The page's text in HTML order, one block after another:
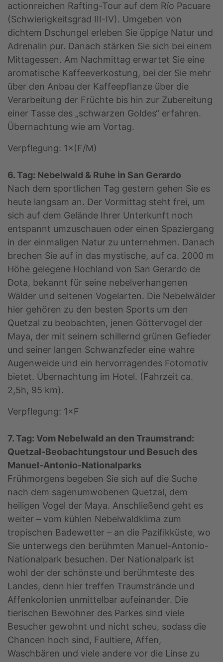
actionreichen Rafting-Tour auf dem Río Pacuare
(Schwierigkeitsgrad III-IV). Umgeben von
dichtem Dschungel erleben Sie üppige Natur und
Adrenalin pur. Danach stärken Sie sich bei einem
Mittagessen. Am Nachmittag erwartet Sie eine
aromatische Kaffeeverkostung, bei der Sie mehr
über den Anbau der Kaffeepflanze über die
Verarbeitung der Früchte bis hin zur Zubereitung
einer Tasse des „schwarzen Goldes“ erfahren.
Übernachtung wie am Vortag.
Verpflegung: 1×(F/M)
6. Tag: Nebelwald & Ruhe in San Gerardo
Nach dem sportlichen Tag gestern gehen Sie es
heute langsam an. Der Vormittag steht frei, um
sich auf dem Gelände Ihrer Unterkunft noch
entspannt umzuschauen oder einen Spaziergang
in der einmaligen Natur zu unternehmen. Danach
brechen Sie auf in das mystische, auf ca. 2000 m
Höhe gelegene Hochland von San Gerardo de
Dota, bekannt für seine nebelverhangenen
Wälder und seltenen Vogelarten. Die Nebelwälder
hier gehören zu den besten Sports um den
Quetzal zu beobachten, jenen Göttervogel der
Maya, der mit seinem schillernd grünen Gefieder
und seiner langen Schwanzfeder eine wahre
Augenweide und ein hervorragendes Fotomotiv
bietet. Übernachtung im Hotel. (Fahrzeit ca.
2,5h, 95 km).
Verpflegung: 1×F
7. Tag: Vom Nebelwald an den Traumstrand:
Quetzal-Beobachtungstour und Besuch des
Manuel-Antonio-Nationalparks
Frühmorgens begeben Sie sich auf die Suche
nach dem sagenumwobenen Quetzal, dem
heiligen Vogel der Maya. Anschließend geht es
weiter – vom kühlen Nebelwaldklima zum
tropischen Badewetter – an die Pazifikküste, wo
Sie unterwegs den berühmten Manuel-Antonio-
Nationalpark besuchen. Der Nationalpark ist
wohl der der schönste und berühmteste des
Landes, denn hier treffen Traumstrände und
Affenkolonien unmittelbar aufeinander. Die
tierischen Bewohner des Parkes sind viele
Besucher gewohnt und nicht scheu, sodass die
Chancen hoch sind, Faultiere, Affen,
Waschbären und viele andere vor die Linse zu